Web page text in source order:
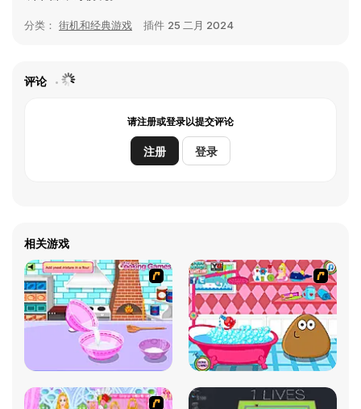
分类： 街机和经典游戏 插件 25 二月 2024
评论
请注册或登录以提交评论
注册 登录
相关游戏